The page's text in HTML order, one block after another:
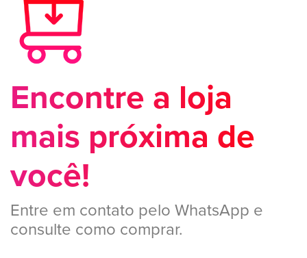
Encontre a loja
mais próxima de
você!
Entre em contato pelo WhatsApp e
consulte como comprar.